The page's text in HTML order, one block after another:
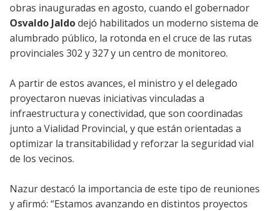
obras inauguradas en agosto, cuando el gobernador
Osvaldo Jaldodejó habilitados un moderno sistema de
alumbrado público, la rotonda en el cruce de las rutas
provinciales 302 y 327 y un centro de monitoreo.
A partir de estos avances, el ministro y el delegado
proyectaron nuevas iniciativas vinculadas a
infraestructura y conectividad, que son coordinadas
junto a Vialidad Provincial, y que están orientadas a
optimizar la transitabilidad y reforzar la seguridad vial
de los vecinos.
Nazur destacó la importancia de este tipo de reuniones
y afirmó: “Estamos avanzando en distintos proyectos